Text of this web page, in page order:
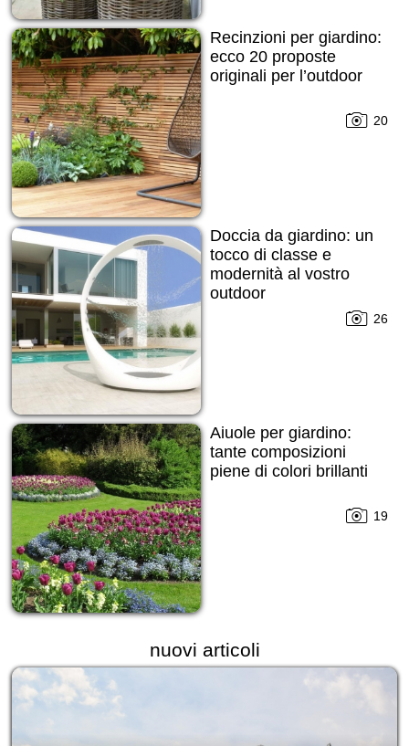
Recinzioni per giardino:
ecco 20 proposte
originali per l’outdoor
20
Doccia da giardino: un
tocco di classe e
modernità al vostro
outdoor
26
Aiuole per giardino:
tante composizioni
piene di colori brillanti
19
nuovi articoli